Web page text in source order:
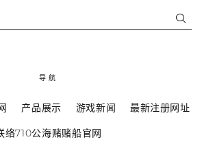
导航
产品展示 游戏新闻 最新注册网址
络710公海赌赌船官网